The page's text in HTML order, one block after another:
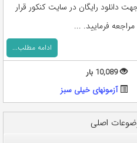
دانلود رایگان در سایت کنکور قرار
فرمایید. ...
ادامه مطلب...
10,089 بار
آزمونهای خیلی سبز
اصلی